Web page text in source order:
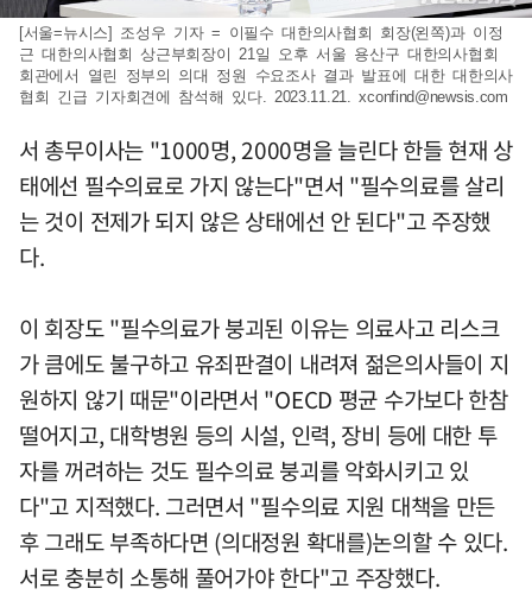
[서울=뉴시스] 조성우 기자 = 이필수 대한의사협회 회장(왼쪽)과 이정
근 대한의사협회 상근부회장이 21일 오후 서울 용산구 대한의사협회
회관에서 열린 정부의 의대 정원 수요조사 결과 발표에 대한 대한의사
협회 긴급 기자회견에 참석해 있다. 2023.11.21.xconfind@newsis.com
서 총무이사는 "1000명, 2000명을 늘린다 한들 현재 상
태에선 필수의료로 가지 않는다"면서 "필수의료를 살리
는 것이 전제가 되지 않은 상태에선 안 된다"고 주장했
다.
이 회장도 "필수의료가 붕괴된 이유는 의료사고 리스크
가 큼에도 불구하고 유죄판결이 내려져 젊은의사들이 지
원하지 않기 때문"이라면서 "OECD 평균 수가보다 한참
떨어지고, 대학병원 등의 시설, 인력, 장비 등에 대한 투
자를 꺼려하는 것도 필수의료 붕괴를 악화시키고 있
다"고 지적했다. 그러면서 "필수의료 지원 대책을 만든
후 그래도 부족하다면 (의대정원 확대를)논의할 수 있다.
서로 충분히 소통해 풀어가야 한다"고 주장했다.